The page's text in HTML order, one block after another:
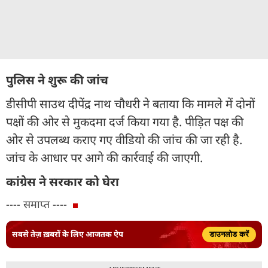
पुलिस ने शुरू की जांच
डीसीपी साउथ दीपेंद्र नाथ चौधरी ने बताया कि मामले में दोनों
पक्षों की ओर से मुकदमा दर्ज किया गया है. पीड़ित पक्ष की
ओर से उपलब्ध कराए गए वीडियो की जांच की जा रही है.
जांच के आधार पर आगे की कार्रवाई की जाएगी.
कांग्रेस ने सरकार को घेरा
---- समाप्त ----
सबसे तेज़ ख़बरों के लिए आजतक ऐप डाउनलोड करें